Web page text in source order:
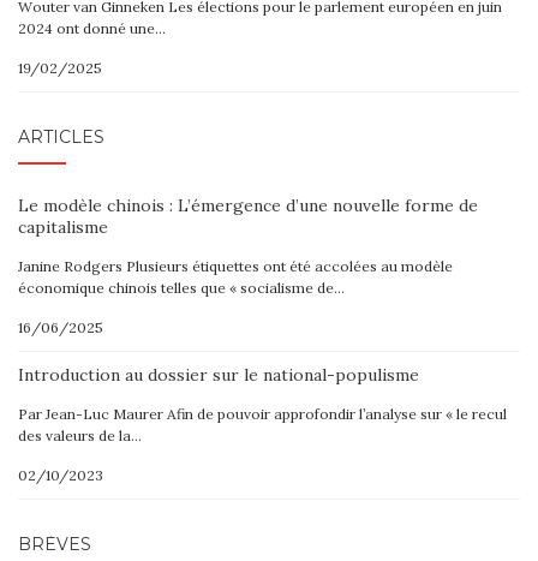
Wouter van Ginneken Les élections pour le parlement européen en juin
2024 ont donné une…
19/02/2025
ARTICLES
Le modèle chinois : L’émergence d’une nouvelle forme de
capitalisme
Janine Rodgers Plusieurs étiquettes ont été accolées au modèle
économique chinois telles que « socialisme de…
16/06/2025
Introduction au dossier sur le national-populisme
Par Jean-Luc Maurer Afin de pouvoir approfondir l’analyse sur « le recul
des valeurs de la…
02/10/2023
BRÈVES